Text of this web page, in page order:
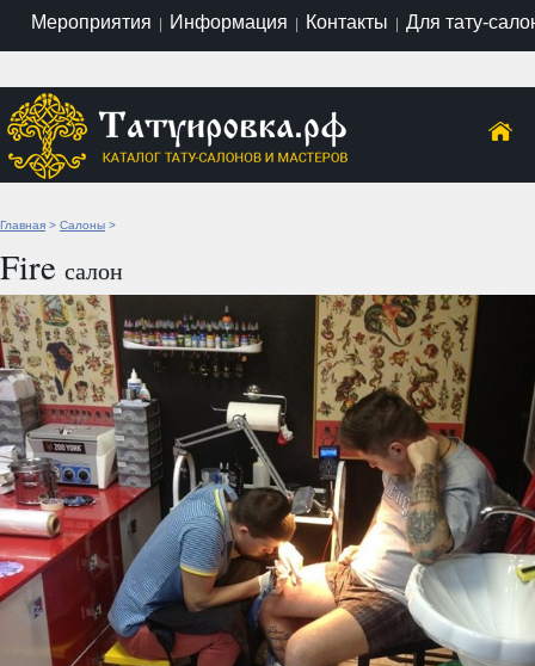
Мероприятия | Информация | Контакты | Для тату-
Главная > Салоны >
Fire салон